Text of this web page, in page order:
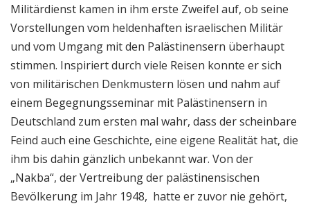
Militärdienst kamen in ihm erste Zweifel auf, ob seine
Vorstellungen vom heldenhaften israelischen Militär
und vom Umgang mit den Palästinensern überhaupt
stimmen. Inspiriert durch viele Reisen konnte er sich
von militärischen Denkmustern lösen und nahm auf
einem Begegnungsseminar mit Palästinensern in
Deutschland zum ersten mal wahr, dass der scheinbare
Feind auch eine Geschichte, eine eigene Realität hat, die
ihm bis dahin gänzlich unbekannt war. Von der
„Nakba“, der Vertreibung der palästinensischen
Bevölkerung im Jahr 1948, hatte er zuvor nie gehört,